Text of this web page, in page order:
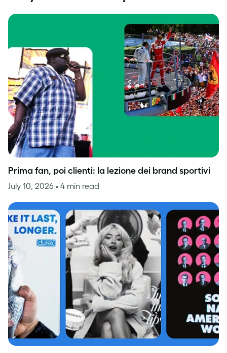
Prima fan, poi clienti: la lezione dei brand sportivi
July 10, 2026 • 4 min read